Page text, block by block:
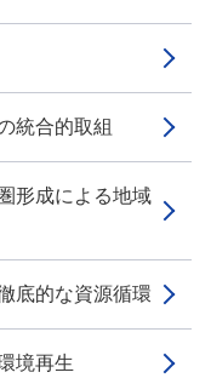
統合的取組
形成による地域
底的な資源循環
境再生